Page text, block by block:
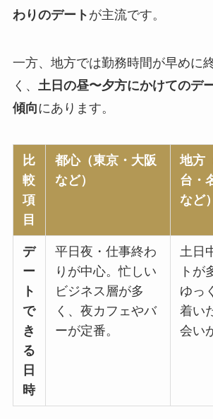
わりのデート が主流です。
一方、地方では勤務時間が早めに
く、
土日の昼〜夕方にかけてのデ
傾向にあります。
比
較
項
目
都心（東京・大阪
など）
地方
台・
など）
デ
ー
ト
で
き
る
日
時
平日夜・仕事終わ
りが中心。忙しい
ビジネス層が多
く、夜カフェやバ
ーが定番。
土日
トが
ゆっ
着い
会い